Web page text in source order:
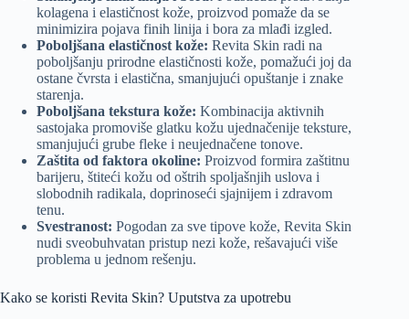
kolagena i elastičnost kože, proizvod pomaže da se
minimizira pojava finih linija i bora za mlađi izgled.
Poboljšana elastičnost kože: Revita Skin radi na
poboljšanju prirodne elastičnosti kože, pomažući joj da
ostane čvrsta i elastična, smanjujući opuštanje i znake
starenja.
Poboljšana tekstura kože: Kombinacija aktivnih
sastojaka promoviše glatku kožu ujednačenije teksture,
smanjujući grube fleke i neujednačene tonove.
Zaštita od faktora okoline: Proizvod formira zaštitnu
barijeru, štiteći kožu od oštrih spoljašnjih uslova i
slobodnih radikala, doprinoseći sjajnijem i zdravom
tenu.
Svestranost: Pogodan za sve tipove kože, Revita Skin
nudi sveobuhvatan pristup nezi kože, rešavajući više
problema u jednom rešenju.
Kako se koristi Revita Skin? Uputstva za upotrebu